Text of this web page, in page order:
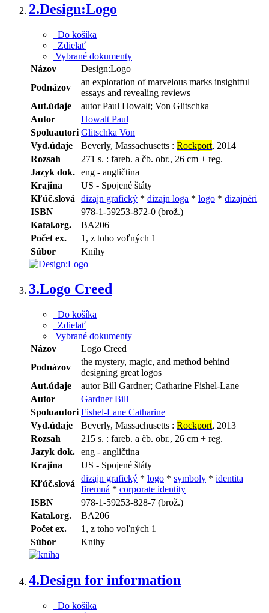
2.Design:Logo
Do košíka
Zdielať
Vybrané dokumenty
Názov
Design:Logo
Podnázov
an exploration of marvelous marks insightful
essays and revealing reviews
Aut.údaje
autor Paul Howalt; Von Glitschka
Autor
Howalt Paul
Spoluautori Glitschka Von
Vyd.údaje
Beverly, Massachusetts : Rockport, 2014
Rozsah
271 s. : fareb. a čb. obr., 26 cm + reg.
Jazyk dok. eng - angličtina
Krajina
US - Spojené štáty
Kľúč.slová
dizajn grafický * dizajn loga * logo * dizajnéri
ISBN
978-1-59253-872-0 (brož.)
Katal.org.
BA206
Počet ex.
1, z toho voľných 1
Súbor
Knihy
3.Logo Creed
Do košíka
Zdielať
Vybrané dokumenty
Názov
Logo Creed
Podnázov
the mystery, magic, and method behind
designing great logos
Aut.údaje
autor Bill Gardner; Catharine Fishel-Lane
Autor
Gardner Bill
Spoluautori Fishel-Lane Catharine
Vyd.údaje
Beverly, Massachusetts : Rockport, 2013
Rozsah
215 s. : fareb. a čb. obr., 26 cm + reg.
Jazyk dok. eng - angličtina
Krajina
US - Spojené štáty
Kľúč.slová
dizajn grafický * logo * symboly * identita
firemná * corporate identity
ISBN
978-1-59253-828-7 (brož.)
Katal.org.
BA206
Počet ex.
1, z toho voľných 1
Súbor
Knihy
4.Design for information
Do košíka